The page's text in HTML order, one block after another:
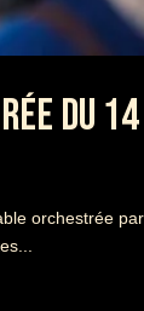
DU
orchestrée